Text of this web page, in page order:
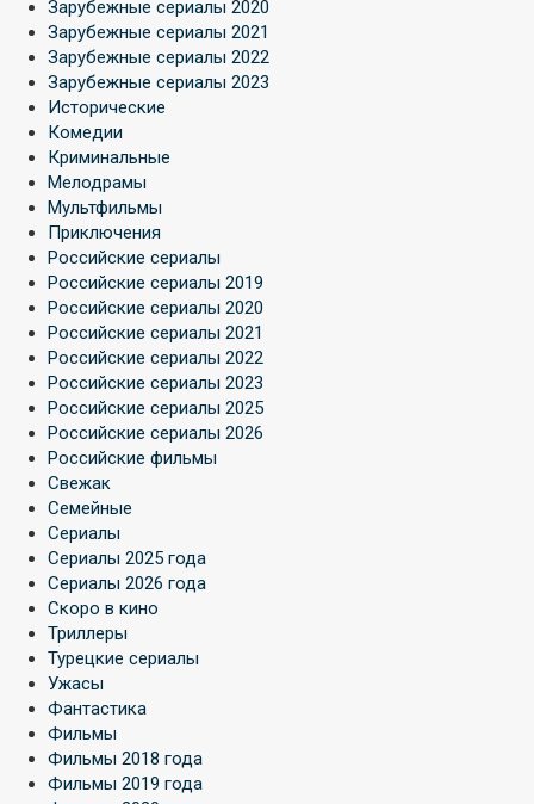
Зарубежные сериалы 2020
Зарубежные сериалы 2021
Зарубежные сериалы 2022
Зарубежные сериалы 2023
Исторические
Комедии
Криминальные
Мелодрамы
Мультфильмы
Приключения
Российские сериалы
Российские сериалы 2019
Российские сериалы 2020
Российские сериалы 2021
Российские сериалы 2022
Российские сериалы 2023
Российские сериалы 2025
Российские сериалы 2026
Российские фильмы
Свежак
Семейные
Сериалы
Сериалы 2025 года
Сериалы 2026 года
Скоро в кино
Триллеры
Турецкие сериалы
Ужасы
Фантастика
Фильмы
Фильмы 2018 года
Фильмы 2019 года